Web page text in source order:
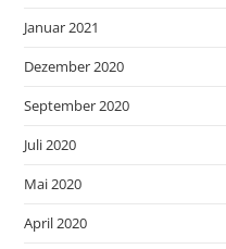
Januar 2021
Dezember 2020
September 2020
Juli 2020
Mai 2020
April 2020